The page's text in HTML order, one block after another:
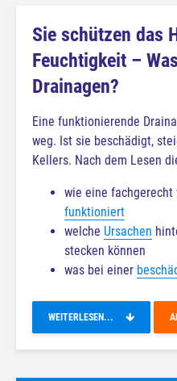
Sie schützen das
Feuchtigkeit –
Drainagen?
Eine funktionierende
weg. Ist sie beschädigt,
Kellers. Nach dem Lesen
wie eine fachgerecht
funktioniert
welche Ursachen
stecken können
was bei einer
WEITERLESEN...